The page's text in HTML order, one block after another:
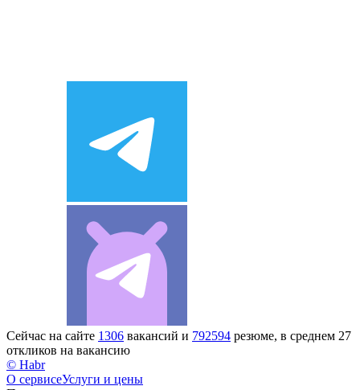
Сейчас на сайте 1306 вакансий и 792594 резюме, в среднем 27
откликов на вакансию
© Habr
О сервисеУслуги и цены